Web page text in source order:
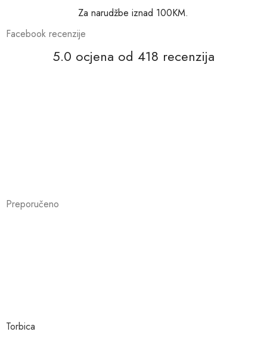
Za narudžbe iznad 100KM.
Facebook recenzije
5.0 ocjena od 418 recenzija
Preporučeno
Torbica